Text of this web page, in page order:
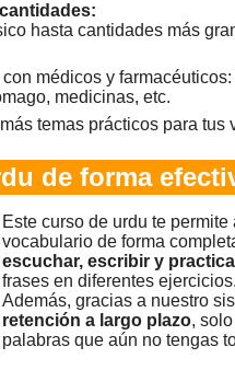
hasta cantidades más
médicos y
medicinas, etc.
temas prácticos para tus
de forma
Este curso de urdu te permite
vocabulario de forma
escuchar, escribir y
frases en diferentes ejercicios.
Además, gracias a nuestro
retención a largo plazo,
palabras que aún no tengas